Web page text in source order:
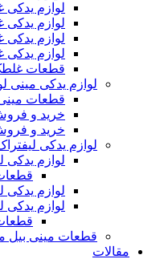
لوازم یدکی غلطک هپکو
لوازم یدکی غلطک
لوازم یدکی غلطک
لوازم یدکی غلطک
قطعات غلطک هپکو
لوازم یدکی مینی لودر
قطعات مینی لودر
خرید و فروش لوازم
خرید و فروش لوازم
لوازم یدکی لیفتراک
لوازم یدکی لیفتراک
قطعات لیفتراک
لوازم یدکی لیفتراک
لوازم یدکی لیفتراک
قطعات لیفتراک
قطعات مینی بیل مکانیکی